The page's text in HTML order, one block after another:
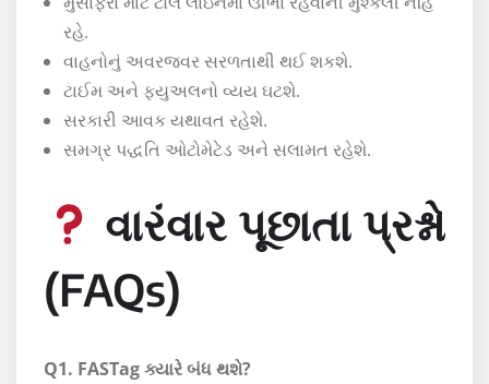
રહે.
વાહનોનું અવરજવર સરળતાથી થઈ શકશે.
ટાઈમ અને ફ્યુઅલનો વ્યય ઘટશે.
સરકારી આવક યથાવત રહેશે.
સમગ્ર પદ્ધતિ ઓટોમેટેડ અને સલામત રહેશે.
વારંવાર પૂછાતા પ્રશ્નો
(FAQs)
Q1. FASTag ક્યારે બંધ થશે?